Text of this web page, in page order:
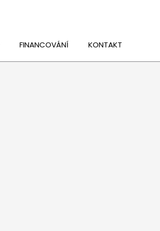
FINANCOVÁNÍ KONTAKT